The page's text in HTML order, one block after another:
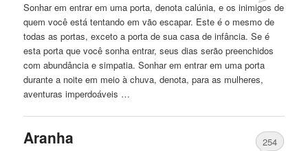
Sonhar em entrar em uma porta, denota calúnia, e os inimigos de
quem você está tentando em vão escapar. Este é o mesmo de
todas as portas, exceto a porta de sua casa de infância. Se é
esta porta que você sonha entrar, seus dias serão preenchidos
com abundância e simpatia. Sonhar em entrar em uma porta
durante a noite em meio à chuva, denota, para as mulheres,
aventuras imperdoáveis …
Aranha
254